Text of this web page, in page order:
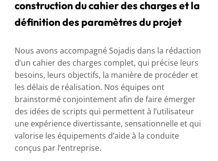
construction du cahier des charges et la
définition des paramètres du projet
Nous avons accompagné Sojadis dans la rédaction
d’un cahier des charges complet, qui précise leurs
besoins, leurs objectifs, la manière de procéder et
les délais de réalisation. Nos équipes ont
brainstormé conjointement afin de faire émerger
des idées de scripts qui permettent à l’utilisateur
une expérience divertissante, sensationnelle et qui
valorise les équipements d’aide à la conduite
conçus par l’entreprise.